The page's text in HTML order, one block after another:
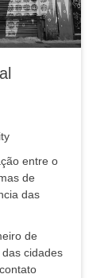
entre o
de
das
de
cidades